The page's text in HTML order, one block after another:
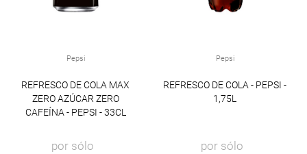
Pepsi
REFRESCO DE COLA MAX
ZERO AZÚCAR ZERO
CAFEÍNA - PEPSI - 33CL
por sólo
Pepsi
REFRESCO DE COLA - PEPSI -
1,75L
por sólo